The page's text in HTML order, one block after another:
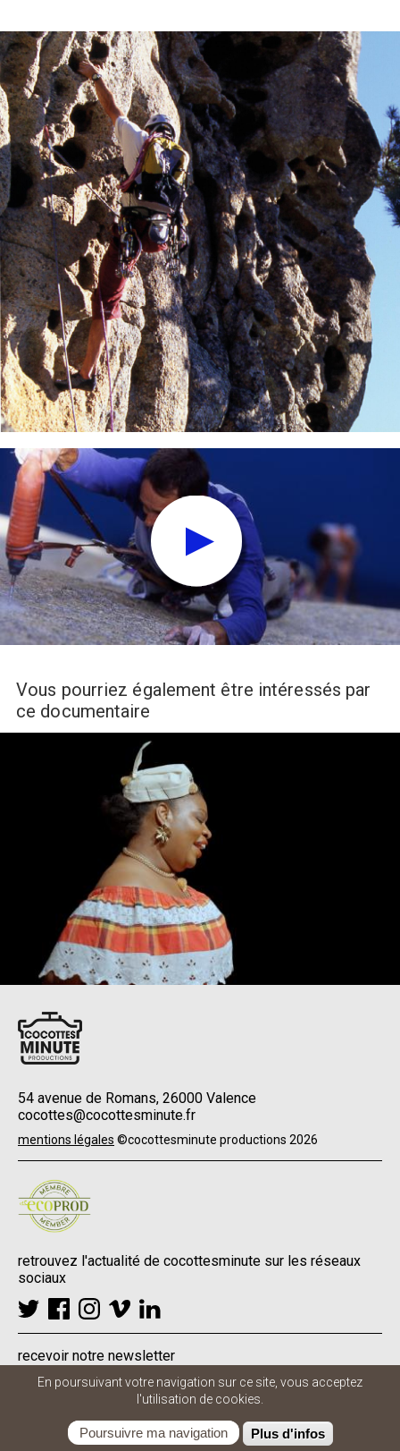
Vous pourriez également être intéressés par
ce documentaire
54 avenue de Romans, 26000 Valence
cocottes@cocottesminute.fr
Menu
Pied
de
page
mentions légales ©cocottesminute productions 2026
retrouvez l'actualité de cocottesminute sur les réseaux
sociaux
recevoir notre newsletter
En poursuivant votre navigation sur ce site, vous acceptez
l'utilisation de cookies.
Poursuivre ma navigation Plus d'infos